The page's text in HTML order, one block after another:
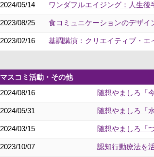
2024/05/14 ワンダフルエイジング：人生
2023/08/25 食コミュニケーションのデザ
2023/02/16 基調講演：クリエイティブ・
マスコミ活動・その他
2024/08/16
随想やましろ「
2024/05/31 随想やましろ「
2024/03/15 随想やましろ「
2023/10/07 認知行動療法を